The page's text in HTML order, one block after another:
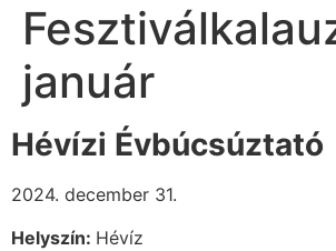
január
Hévízi Évbúcsúztató
2024. december 31.
Helyszín: Hévíz